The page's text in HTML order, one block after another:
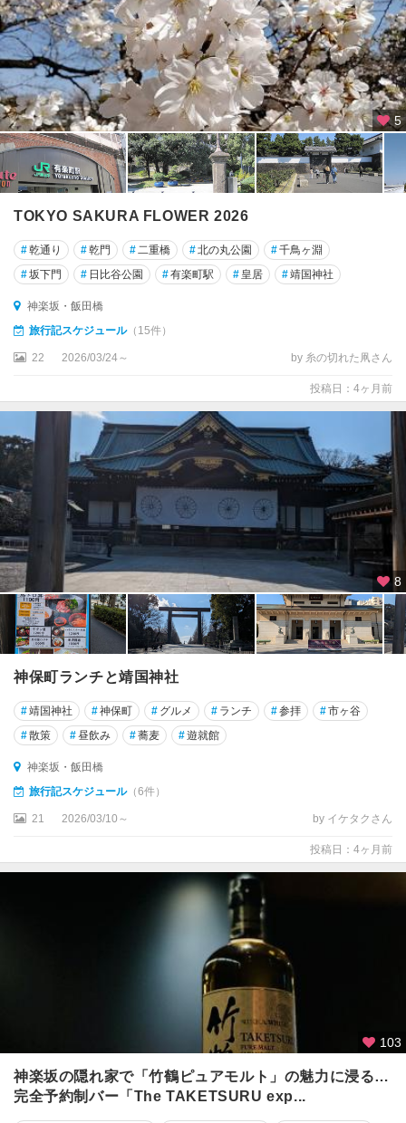
・
高
田
馬
場
大
久
保
・
大
久
保
市
谷
・
巣
鴨
目
白
東
京
タ
ワ
ー
・
川
目
黒
六
本
木
坂
羽
5
TOKYO SAKURA FLOWER 2026
#乾通り #乾門 #二重橋 #北の丸公園 #千鳥ヶ淵
#坂下門 # 日比谷公園 #有楽町駅 # 皇居 #靖国神社
神楽坂・飯田橋
旅行記スケジュール（15件）
22 2026/03/24～ by 糸の切れた凧さん
投稿日：4ヶ月前
8
神保町ランチと靖国神社
#靖国神社 #神保町 # グルメ # ランチ #参拝 #市ヶ谷
#散策 #昼飲み #蕎麦 #遊就館
神楽坂・飯田橋
旅行記スケジュール（6件）
21 2026/03/10～ by イケタクさん
投稿日：4ヶ月前
103
神楽坂の隠れ家で「竹鶴ピュアモルト」の魅力に浸る…
完全予約制バー「The TAKETSURU exp...